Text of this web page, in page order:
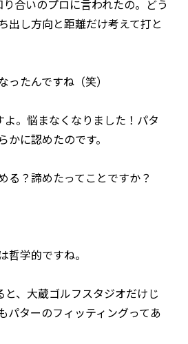
合いのプロに言われたの。どう
出し方向と距離だけ考えて打と
ったんですね（笑）
よ。悩まなくなりました！パタ
に認めたのです。
る？諦めたってことですか？
哲学的ですね。
と、大蔵ゴルフスタジオだけじ
パターのフィッティングってあ